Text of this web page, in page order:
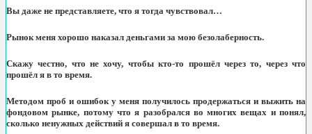
Вы даже не представляете, что я тогда чувствовал…
Рынок меня хорошо наказал деньгами за мою безолаберность.
Скажу честно, что не хочу, чтобы кто-то прошёл через то, через что
прошёл я в то время.
Методом проб и ошибок у меня получилось продержаться и выжить на
фондовом рынке, потому что я разобрался во многих вещах и понял,
сколько ненужных действий я совершал в то время.